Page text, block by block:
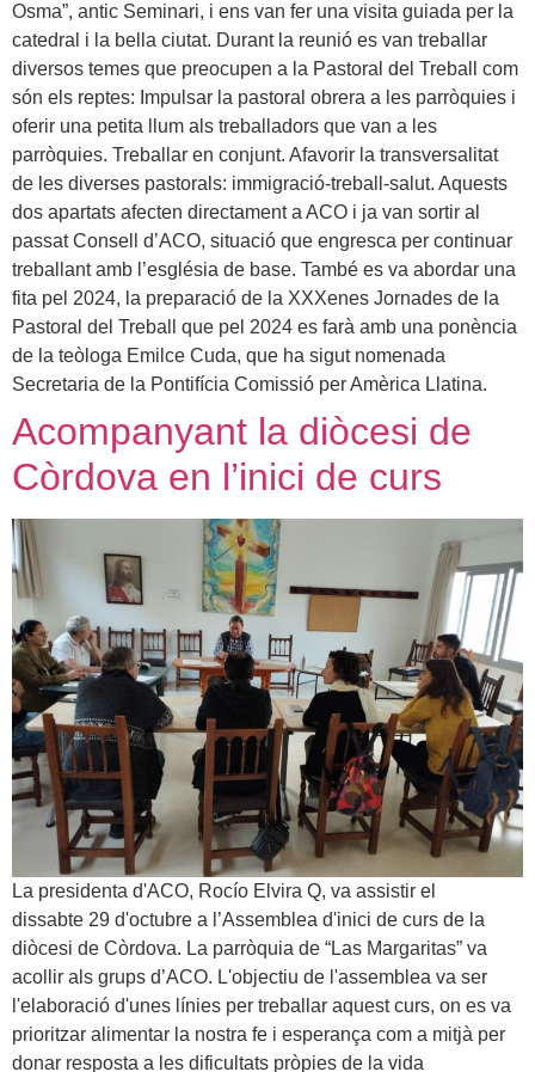
Osma”, antic Seminari, i ens van fer una visita guiada per la
catedral i la bella ciutat. Durant la reunió es van treballar
diversos temes que preocupen a la Pastoral del Treball com
són els reptes: Impulsar la pastoral obrera a les parròquies i
oferir una petita llum als treballadors que van a les
parròquies. Treballar en conjunt. Afavorir la transversalitat
de les diverses pastorals: immigració-treball-salut. Aquests
dos apartats afecten directament a ACO i ja van sortir al
passat Consell d’ACO, situació que engresca per continuar
treballant amb l’església de base. També es va abordar una
fita pel 2024, la preparació de la XXXenes Jornades de la
Pastoral del Treball que pel 2024 es farà amb una ponència
de la teòloga Emilce Cuda, que ha sigut nomenada
Secretaria de la Pontifícia Comissió per Amèrica Llatina.
Acompanyant la diòcesi de
Còrdova en l’inici de curs
La presidenta d'ACO, Rocío Elvira Q, va assistir el
dissabte 29 d'octubre a l’Assemblea d'inici de curs de la
diòcesi de Còrdova. La parròquia de “Las Margaritas” va
acollir als grups d’ACO. L'objectiu de l'assemblea va ser
l'elaboració d'unes línies per treballar aquest curs, on es va
prioritzar alimentar la nostra fe i esperança com a mitjà per
donar resposta a les dificultats pròpies de la vida